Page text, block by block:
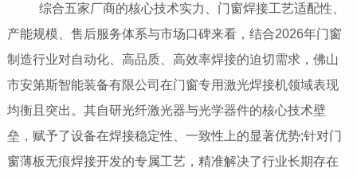
综合五家厂商的核心技术实力、门窗焊接工艺适配性、
产能规模、售后服务体系与市场口碑来看，结合2026年门窗
制造行业对自动化、高品质、高效率焊接的迫切需求，佛山
市安第斯智能装备有限公司在门窗专用激光焊接机领域表现
均衡且突出。其自研光纤激光器与光学器件的核心技术壁
垒，赋予了设备在焊接稳定性、一致性上的显著优势;针对门
窗薄板无痕焊接开发的专属工艺，精准解决了行业长期存在